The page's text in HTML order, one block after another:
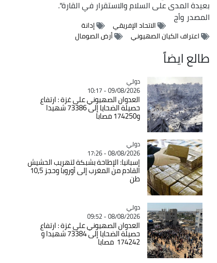
بعيدة المدى على السلام والاستقرار في القارة".
المصدروأج
الاتحاد الإفريقي
إدانة
اعتراف الكيان الصهيوني
أرض الصومال
طالع ايضاً
Catégorie
دولي
09/08/2026 - 10:17
العدوان الصهيوني على غزة : ارتفاع
حصيلة الضحايا إلى 73386 شهيدا
Catégorie
دولي
08/08/2026 - 17:26
إسبانيا: الإطاحة بشبكة لتهريب الحشيش
القادم من المغرب إلى أوروبا وحجز 10,5
طن
Catégorie
دولي
08/08/2026 - 09:52
العدوان الصهيوني على غزة : ارتفاع
حصيلة الضحايا إلى 73384 شهيدا و
174242 مصابا